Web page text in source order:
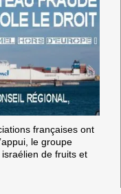
françaises ont
le groupe
de fruits et